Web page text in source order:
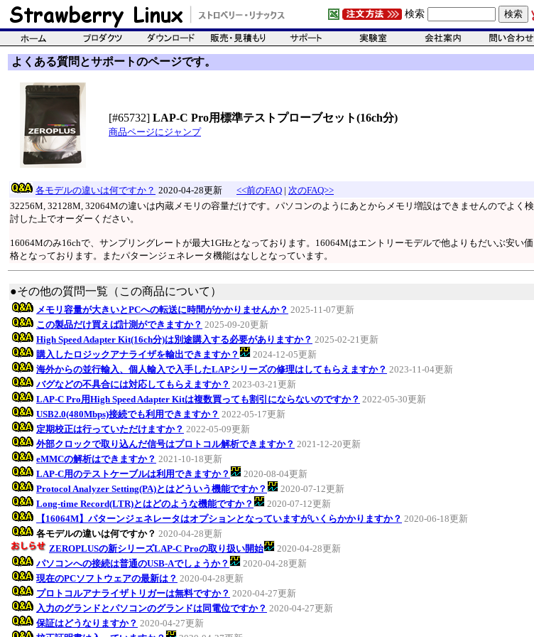
検索
よくある質問とサポートのページです。
[#65732] LAP-C Pro用標準テストプローブセット(16ch分)
商品ページにジャンプ
各モデルの違いは何ですか？ 2020-04-28更新 <<前のFAQ | 次のFAQ>>
32256M, 32128M, 32064Mの違いは内蔵メモリの容量だけです。パソコンのようにあとからメモリ増設はできませんのでよく検
討した上でオーダーください。
16064Mのみ16chで、サンプリングレートが最大1GHzとなっております。16064Mはエントリーモデルで他よりもだいぶ安い価
格となっております。またパターンジェネレータ機能はなしとなっています。
●その他の質問一覧（この商品について）
メモリ容量が大きいとPCへの転送に時間がかかりませんか？ 2025-11-07更新
この製品だけ買えば計測ができますか？ 2025-09-20更新
High Speed Adapter Kit(16ch分)は別途購入する必要がありますか？ 2025-02-21更新
購入したロジックアナライザを輸出できますか？
2024-12-05更新
海外からの並行輸入、個人輸入で入手したLAPシリーズの修理はしてもらえますか？ 2023-11-04更新
バグなどの不具合には対応してもらえますか？ 2023-03-21更新
LAP-C Pro用High Speed Adapter Kitは複数買っても割引にならないのですか？ 2022-05-30更新
USB2.0(480Mbps)接続でも利用できますか？ 2022-05-17更新
定期校正は行っていただけますか？ 2022-05-09更新
外部クロックで取り込んだ信号はプロトコル解析できますか？ 2021-12-20更新
eMMCの解析はできますか？ 2021-10-18更新
LAP-C用のテストケーブルは利用できますか？
2020-08-04更新
Protocol Analyzer Setting(PA)とはどういう機能ですか？
2020-07-12更新
Long-time Record(LTR)とはどのような機能ですか？
2020-07-12更新
【16064M】パターンジェネレータはオプションとなっていますがいくらかかりますか？ 2020-06-18更新
各モデルの違いは何ですか？ 2020-04-28更新
ZEROPLUSの新シリーズLAP-C Proの取り扱い開始
2020-04-28更新
パソコンへの接続は普通のUSB-Aでしょうか？
2020-04-28更新
現在のPCソフトウェアの最新は？ 2020-04-28更新
プロトコルアナライザトリガーは無料ですか？ 2020-04-27更新
入力のグランドとパソコンのグランドは同電位ですか？ 2020-04-27更新
保証はどうなりますか？ 2020-04-27更新